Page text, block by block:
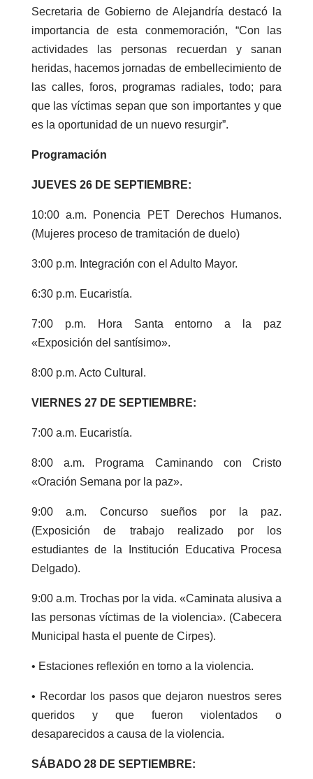
Secretaria de Gobierno de Alejandría destacó la
importancia de esta conmemoración, “Con las
actividades las personas recuerdan y sanan
heridas, hacemos jornadas de embellecimiento de
las calles, foros, programas radiales, todo; para
que las víctimas sepan que son importantes y que
es la oportunidad de un nuevo resurgir”.
Programación
JUEVES 26 DE SEPTIEMBRE:
10:00 a.m. Ponencia PET Derechos Humanos.
(Mujeres proceso de tramitación de duelo)
3:00 p.m. Integración con el Adulto Mayor.
6:30 p.m. Eucaristía.
7:00 p.m. Hora Santa entorno a la paz
«Exposición del santísimo».
8:00 p.m. Acto Cultural.
VIERNES 27 DE SEPTIEMBRE:
7:00 a.m. Eucaristía.
8:00 a.m. Programa Caminando con Cristo
«Oración Semana por la paz».
9:00 a.m. Concurso sueños por la paz.
(Exposición de trabajo realizado por los
estudiantes de la Institución Educativa Procesa
Delgado).
9:00 a.m. Trochas por la vida. «Caminata alusiva a
las personas víctimas de la violencia». (Cabecera
Municipal hasta el puente de Cirpes).
• Estaciones reflexión en torno a la violencia.
• Recordar los pasos que dejaron nuestros seres
queridos y que fueron violentados o
desaparecidos a causa de la violencia.
SÁBADO 28 DE SEPTIEMBRE: